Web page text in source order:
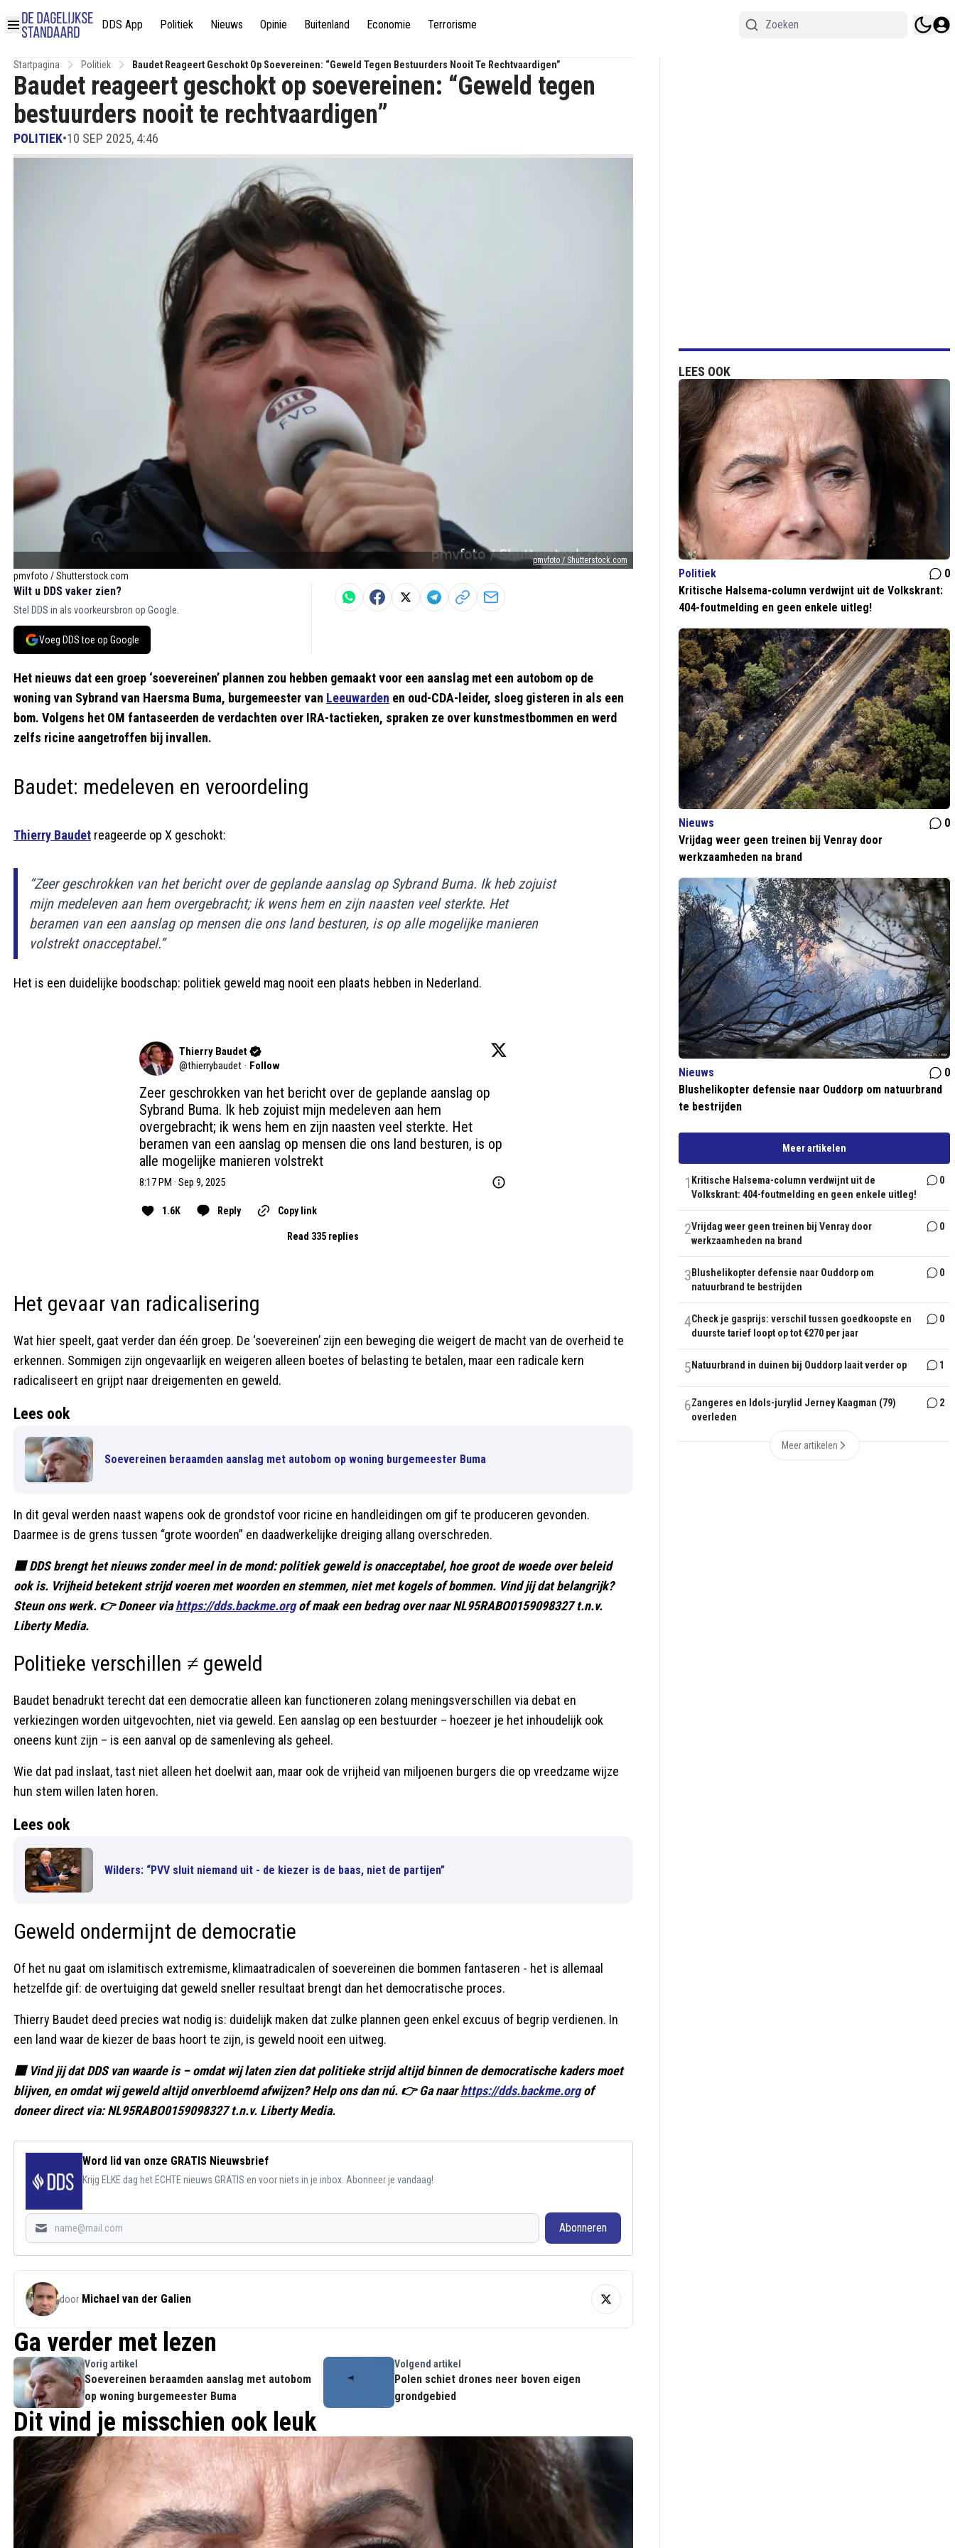
DDS App Politiek Nieuws Opinie Buitenland Economie Terrorisme
Startpagina Politiek Baudet Reageert Geschokt Op Soevereinen: “Geweld Tegen Bestuurders Nooit Te Rechtvaardigen”
pmvfoto / Shutterstock.com
pmvfoto / Shutterstock.com
Baudet reageert geschokt op soevereinen: “Geweld tegen
bestuurders nooit te rechtvaardigen”
POLITIEK•10 SEP 2025, 4:46
Wilt u DDS vaker zien?
Stel DDS in als voorkeursbron op Google.
Voeg DDS toe op Google
Het nieuws dat een groep ‘soevereinen’ plannen zou hebben gemaakt voor een aanslag met een autobom op de
woning van Sybrand van Haersma Buma, burgemeester van Leeuwarden en oud-CDA-leider, sloeg gisteren in als een
bom. Volgens het OM fantaseerden de verdachten over IRA-tactieken, spraken ze over kunstmestbommen en werd
zelfs ricine aangetroffen bij invallen.
Baudet: medeleven en veroordeling
Thierry Baudet reageerde op X geschokt:
“Zeer geschrokken van het bericht over de geplande aanslag op Sybrand Buma. Ik heb zojuist
mijn medeleven aan hem overgebracht; ik wens hem en zijn naasten veel sterkte. Het
beramen van een aanslag op mensen die ons land besturen, is op alle mogelijke manieren
volstrekt onacceptabel.”
Het is een duidelijke boodschap: politiek geweld mag nooit een plaats hebben in Nederland.
Thierry Baudet
@thierrybaudet · Follow
Zeer geschrokken van het bericht over de geplande aanslag op
Sybrand Buma. Ik heb zojuist mijn medeleven aan hem
overgebracht; ik wens hem en zijn naasten veel sterkte. Het
beramen van een aanslag op mensen die ons land besturen, is op
alle mogelijke manieren volstrekt
8:17 PM · Sep 9, 2025
1.6K Reply Copy link
Read 335 replies
Het gevaar van radicalisering
Wat hier speelt, gaat verder dan één groep. De ‘soevereinen’ zijn een beweging die weigert de macht van de overheid te
erkennen. Sommigen zijn ongevaarlijk en weigeren alleen boetes of belasting te betalen, maar een radicale kern
radicaliseert en grijpt naar dreigementen en geweld.
Lees ook
Soevereinen beraamden aanslag met autobom op woning burgemeester Buma
In dit geval werden naast wapens ook de grondstof voor ricine en handleidingen om gif te produceren gevonden.
Daarmee is de grens tussen “grote woorden” en daadwerkelijke dreiging allang overschreden.
🟦 DDS brengt het nieuws zonder meel in de mond: politiek geweld is onacceptabel, hoe groot de woede over beleid
ook is. Vrijheid betekent strijd voeren met woorden en stemmen, niet met kogels of bommen. Vind jij dat belangrijk?
Steun ons werk. 👉 Doneer viahttps://dds.backme.orgof maak een bedrag over naar NL95RABO0159098327 t.n.v.
Liberty Media.
Politieke verschillen ≠ geweld
Baudet benadrukt terecht dat een democratie alleen kan functioneren zolang meningsverschillen via debat en
verkiezingen worden uitgevochten, niet via geweld. Een aanslag op een bestuurder – hoezeer je het inhoudelijk ook
oneens kunt zijn – is een aanval op de samenleving als geheel.
Wie dat pad inslaat, tast niet alleen het doelwit aan, maar ook de vrijheid van miljoenen burgers die op vreedzame wijze
hun stem willen laten horen.
Lees ook
Wilders: “PVV sluit niemand uit - de kiezer is de baas, niet de partijen”
Geweld ondermijnt de democratie
Of het nu gaat om islamitisch extremisme, klimaatradicalen of soevereinen die bommen fantaseren - het is allemaal
hetzelfde gif: de overtuiging dat geweld sneller resultaat brengt dan het democratische proces.
Thierry Baudet deed precies wat nodig is: duidelijk maken dat zulke plannen geen enkel excuus of begrip verdienen. In
een land waar de kiezer de baas hoort te zijn, is geweld nooit een uitweg.
🟥 Vind jij dat DDS van waarde is – omdat wij laten zien dat politieke strijd altijd binnen de democratische kaders moet
blijven, en omdat wij geweld altijd onverbloemd afwijzen? Help ons dan nú. 👉 Ga naarhttps://dds.backme.orgof
doneer direct via: NL95RABO0159098327 t.n.v. Liberty Media.
Word lid van onze GRATIS Nieuwsbrief
Krijg ELKE dag het ECHTE nieuws GRATIS en voor niets in je inbox. Abonneer je vandaag!
Abonneren
door Michael van der Galien
Ga verder met lezen
Vorig artikel
Soevereinen beraamden aanslag met autobom
op woning burgemeester Buma
Volgend artikel
Polen schiet drones neer boven eigen
grondgebied
Dit vind je misschien ook leuk
LEES OOK
Politiek
0
Kritische Halsema-column verdwijnt uit de Volkskrant:
404-foutmelding en geen enkele uitleg!
Nieuws
0
Vrijdag weer geen treinen bij Venray door
werkzaamheden na brand
Nieuws
0
Blushelikopter defensie naar Ouddorp om natuurbrand
te bestrijden
Meer artikelen
1 Kritische Halsema-column verdwijnt uit de
Volkskrant: 404-foutmelding en geen enkele uitleg!
0
2Vrijdag weer geen treinen bij Venray door
werkzaamheden na brand
0
3 Blushelikopter defensie naar Ouddorp om
natuurbrand te bestrijden
0
4Check je gasprijs: verschil tussen goedkoopste en
duurste tarief loopt op tot €270 per jaar
0
5 Natuurbrand in duinen bij Ouddorp laait verder op 1
6Zangeres en Idols-jurylid Jerney Kaagman (79)
overleden
2
Meer artikelen